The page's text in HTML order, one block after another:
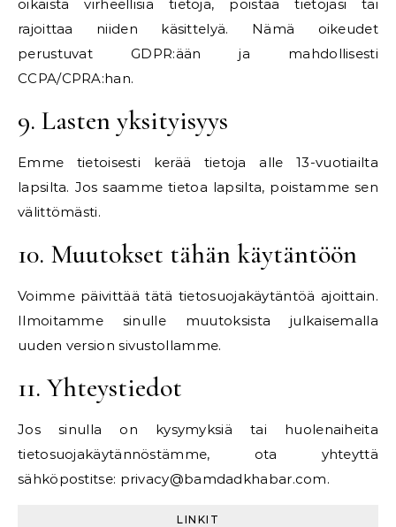
oikaista virheellisiä tietoja, poistaa tietojasi tai
rajoittaa niiden käsittelyä. Nämä oikeudet
perustuvat GDPR:ään ja mahdollisesti
CCPA/CPRA:han.
9. Lasten yksityisyys
Emme tietoisesti kerää tietoja alle 13-vuotiailta
lapsilta. Jos saamme tietoa lapsilta, poistamme sen
välittömästi.
10. Muutokset tähän käytäntöön
Voimme päivittää tätä tietosuojakäytäntöä ajoittain.
Ilmoitamme sinulle muutoksista julkaisemalla
uuden version sivustollamme.
11. Yhteystiedot
Jos sinulla on kysymyksiä tai huolenaiheita
tietosuojakäytännöstämme, ota yhteyttä
sähköpostitse: privacy@bamdadkhabar.com.
LINKIT